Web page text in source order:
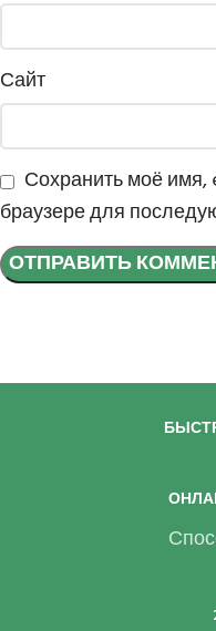
Сайт
Сохранить моё имя,
браузере для